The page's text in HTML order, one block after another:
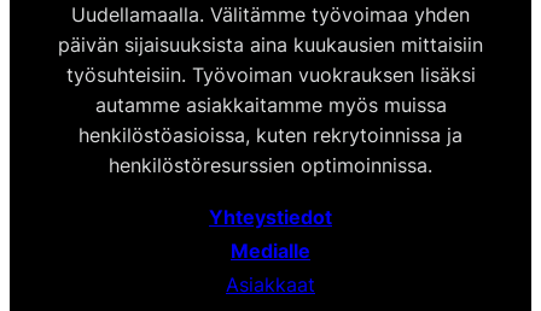
Uudellamaalla. Välitämme työvoimaa yhden
päivän sijaisuuksista aina kuukausien mittaisiin
työsuhteisiin. Työvoiman vuokrauksen lisäksi
autamme asiakkaitamme myös muissa
henkilöstöasioissa, kuten rekrytoinnissa ja
henkilöstöresurssien optimoinnissa.
Yhteystiedot
Medialle
Asiakkaat